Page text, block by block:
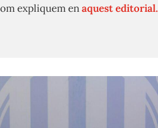
expliquem enaquest editorial.